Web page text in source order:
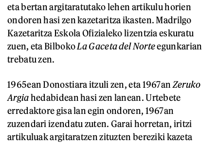
eta bertan argitaratutako lehen artikulu horien
ondoren hasi zen kazetaritza ikasten. Madrilgo
Kazetaritza Eskola Ofizialeko lizentzia eskuratu
zuen, eta BilbokoLa Gaceta del Norteegunkarian
trebatu zen.
1965ean Donostiara itzuli zen, eta 1967an Zeruko
Argiahedabidean hasi zen lanean. Urtebete
erredaktore gisa lan egin ondoren, 1967an
zuzendari izendatu zuten. Garai horretan, iritzi
artikuluak argitaratzen zituzten bereziki kazeta